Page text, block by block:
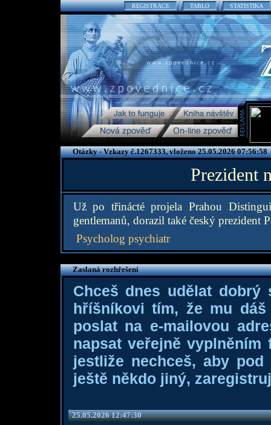
REGISTRACE TABLO STATISTIKA
Otázky - Vzkazy č.1267333, vloženo 25.05.2026 07:56:58
Prezident
Už po třinácté projela Prahou
gentlemanů, dorazil také český prezident
Psycholog psychiatr
Zaslaná rozhřešení
Chceš dnes udělat dobrý
hříšníkovi tím, že mu
poslat na e-mailovou
napsat veřejně
jestliže nechceš, aby
ještě někdo jiný,
25.05.2026 12:47:30